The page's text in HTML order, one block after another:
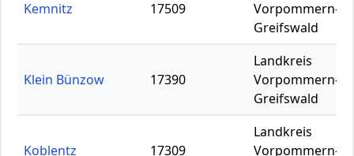
Kemnitz 17509
Vorpommern-
Greifswald
Klein Bünzow 17390
Landkreis
Vorpommern-
Greifswald
Koblentz 17309
Landkreis
Vorpommern-